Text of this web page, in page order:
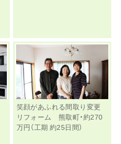
笑顔があふれる間取り変更
リフォーム 熊取町・約270
万円（工期 約25日間）